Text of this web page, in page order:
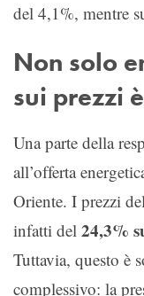
del 4,1%, mentre
Non solo
sui prezzi
Una parte della
all’offerta
Oriente. I prezzi
infatti del 24,3%
Tuttavia, questo è
complessivo: la